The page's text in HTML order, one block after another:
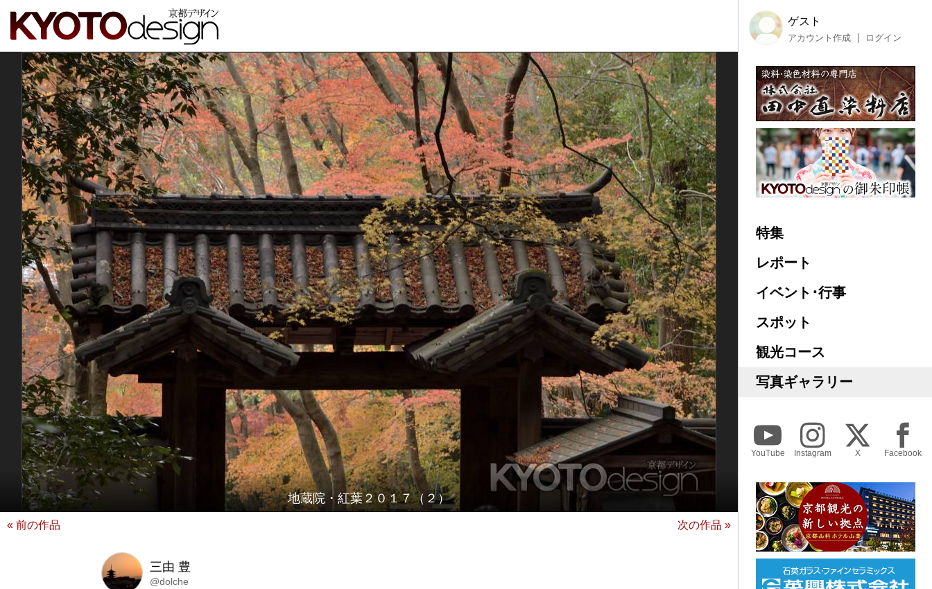
地蔵院・紅葉２０１７（２）
« 前の作品 次の作品 »
三由 豊
@dolche
ゲスト
アカウント作成 ログイン
特集
レポート
イベント･行事
スポット
観光コース
写真ギャラリー
YouTube Instagram X Facebook